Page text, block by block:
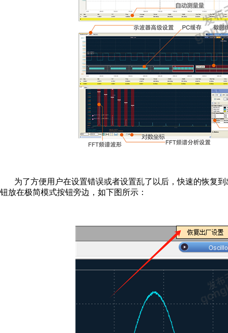
为了方便用户在设置错误或者设置乱了以后，快速的恢复
钮放在极简模式按钮旁边，如下图所示：